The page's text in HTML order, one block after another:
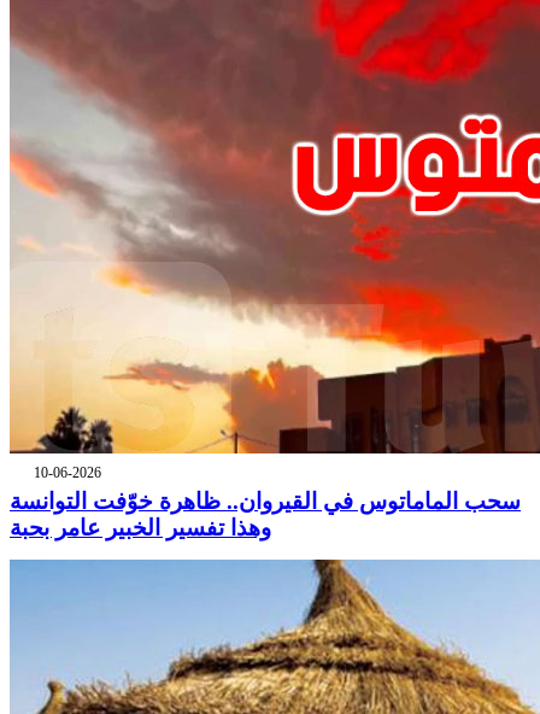
10-06-2026
سحب الماماتوس في القيروان.. ظاهرة خوّفت التوانسة
وهذا تفسير الخبير عامر بحبة